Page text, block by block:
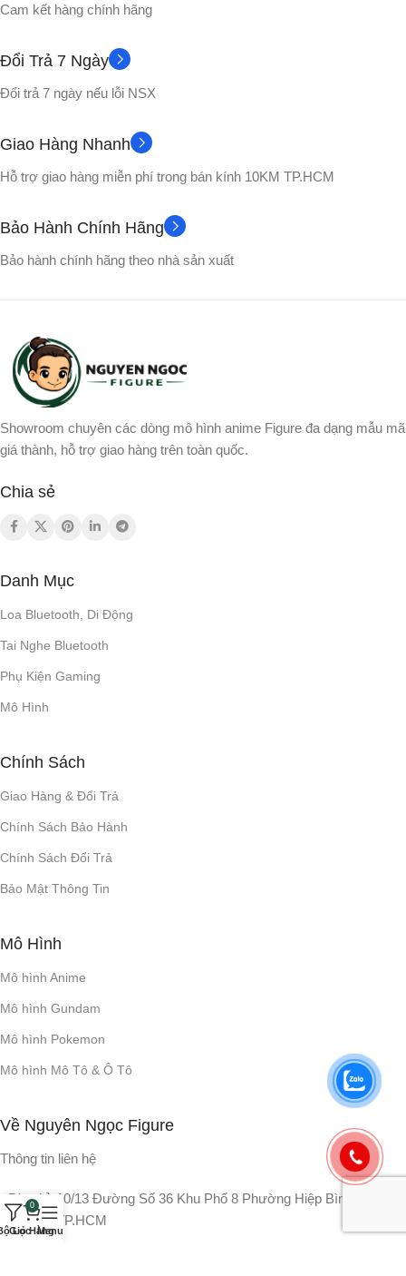
Cam kết hàng chính hãng
Đổi Trả 7 Ngày
Đổi trả 7 ngày nếu lỗi NSX
Giao Hàng Nhanh
Hỗ trợ giao hàng miễn phí trong bán kính 10KM TP.HCM
Bảo Hành Chính Hãng
Bảo hành chính hãng theo nhà sản xuất
Showroom chuyên các dòng mô hình anime Figure đa dạng mẫu mã
giá thành, hỗ trợ giao hàng trên toàn quốc.
Chia sẻ
Danh Mục
Loa Bluetooth, Di Động
Tai Nghe Bluetooth
Phụ Kiện Gaming
Mô Hình
Chính Sách
Giao Hàng & Đổi Trả
Chính Sách Bảo Hành
Chính Sách Đổi Trả
Bảo Mật Thông Tin
Mô Hình
Mô hình Anime
Mô hình Gundam
Mô hình Pokemon
Mô hình Mô Tô & Ô Tô
Về Nguyên Ngọc Figure
Thông tin liên hệ
- Địa chỉ: 10/13 Đường Số 36 Khu Phố 8 Phường Hiệp Bình Chánh
Thủ Đức TP.HCM
Lọc
0
Giỏ Hàng
Menu